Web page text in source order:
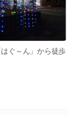
ぐ～ん」から徒歩